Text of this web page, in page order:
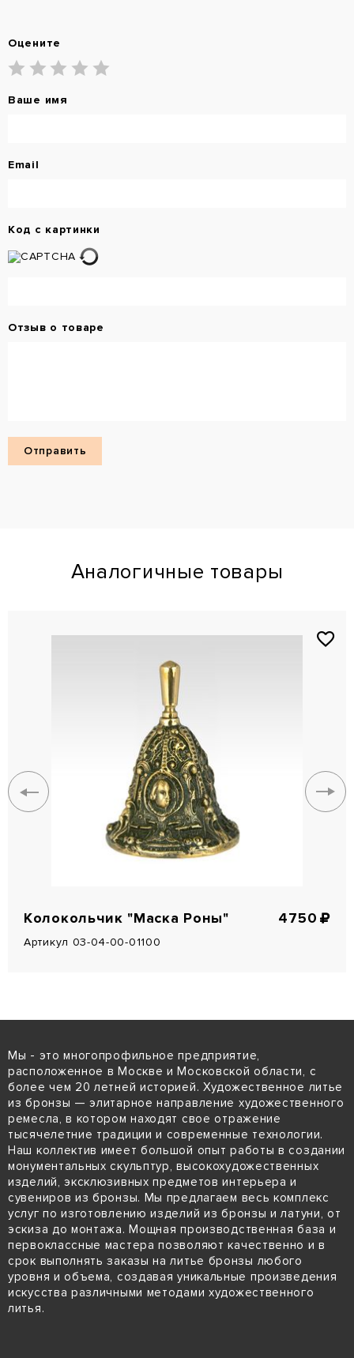
Оцените
Ваше имя
Email
Код с картинки
Отзыв о товаре
Аналогичные товары
Колокольчик "Маска Роны"
Артикул 03-04-00-01100
4750
Мы - это многопрофильное предприятие,
расположенное в Москве и Московской области, с
более чем 20 летней историей. Художественное литье
из бронзы — элитарное направление художественного
ремесла, в котором находят свое отражение
тысячелетние традиции и современные технологии.
Наш коллектив имеет большой опыт работы в создании
монументальных скульптур, высокохудожественных
изделий, эксклюзивных предметов интерьера и
сувениров из бронзы. Мы предлагаем весь комплекс
услуг по изготовлению изделий из бронзы и латуни, от
эскиза до монтажа. Мощная производственная база и
первоклассные мастера позволяют качественно и в
срок выполнять заказы на литье бронзы любого
уровня и объема, создавая уникальные произведения
искусства различными методами художественного
литья.